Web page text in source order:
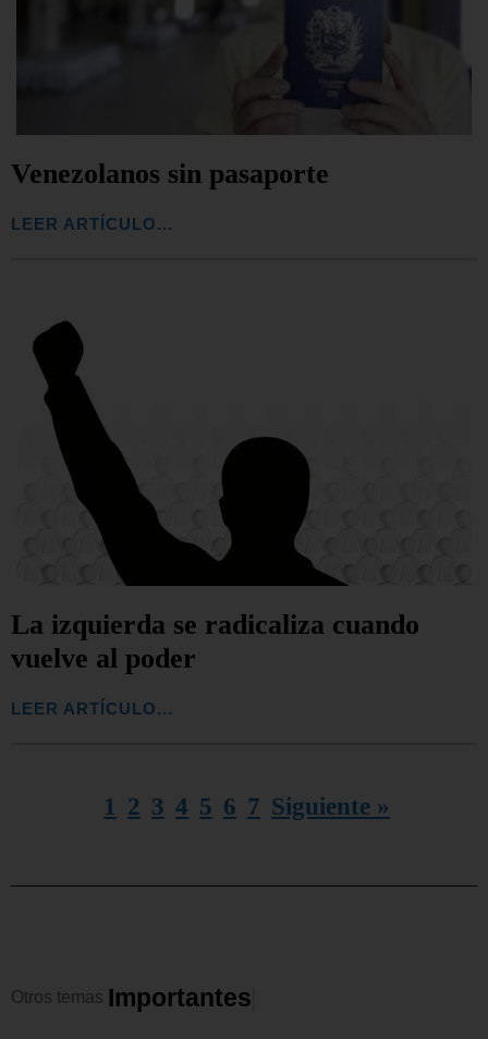
Venezolanos sin pasaporte
LEER ARTÍCULO...
La izquierda se radicaliza cuando
vuelve al poder
LEER ARTÍCULO...
1 2 3 4 5 6 7 Siguiente »
Otros temas Importantes